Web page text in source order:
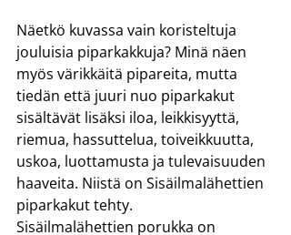
Näetkö kuvassa vain koristeltuja
jouluisia piparkakkuja? Minä näen
myös värikkäitä pipareita, mutta
tiedän että juuri nuo piparkakut
sisältävät lisäksi iloa, leikkisyyttä,
riemua, hassuttelua, toiveikkuutta,
uskoa, luottamusta ja tulevaisuuden
haaveita. Niistä on Sisäilmalähettien
piparkakut tehty.
Sisäilmalähettien porukka on